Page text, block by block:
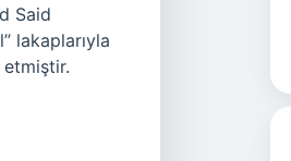
Said
lakaplarıyla
etmiştir.